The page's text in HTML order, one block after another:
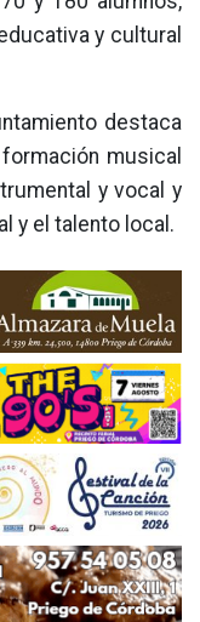
y cultural
destaca
musical
y vocal y
y el talento local.